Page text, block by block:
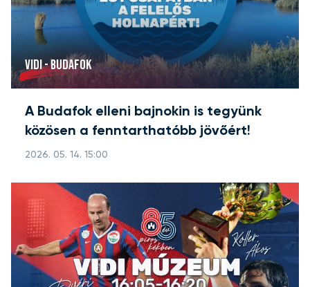
VIDI - BUDAFOK
A Budafok elleni bajnokin is tegyünk
közösen a fenntarthatóbb jövőért!
2026. 05. 14. 15:00